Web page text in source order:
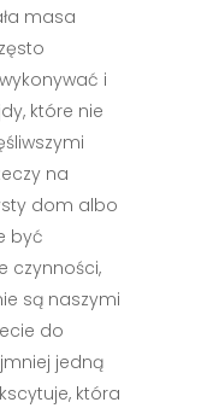
masa
i
które nie
na
dom albo
być
czynności,
są naszymi
do
jedną
która